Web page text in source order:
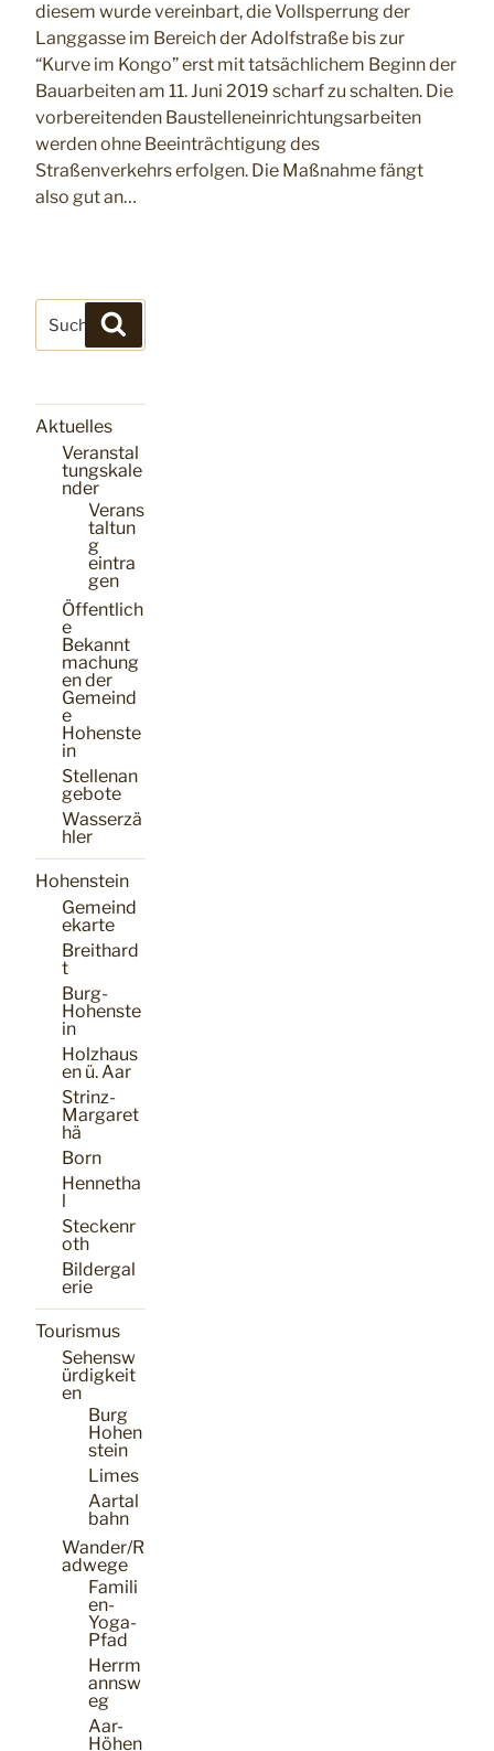
diesem wurde vereinbart, die Vollsperrung der
Langgasse im Bereich der Adolfstraße bis zur
“Kurve im Kongo” erst mit tatsächlichem Beginn der
Bauarbeiten am 11. Juni 2019 scharf zu schalten. Die
vorbereitenden Baustelleneinrichtungsarbeiten
werden ohne Beeinträchtigung des
Straßenverkehrs erfolgen. Die Maßnahme fängt
also gut an…
Suchen
nach:
Aktuelles
Veranstal
tungskale
nder
Verans
taltun
g
eintra
gen
Öffentlich
e
Bekannt
machung
en der
Gemeind
e
Hohenste
in
Stellenan
gebote
Wasserzä
hler
Hohenstein
Gemeind
ekarte
Breithard
t
Burg-
Hohenste
in
Holzhaus
en ü. Aar
Strinz-
Margaret
hä
Born
Hennetha
l
Steckenr
oth
Bildergal
erie
Tourismus
Sehensw
ürdigkeit
en
Burg
Hohen
stein
Limes
Aartal
bahn
Wander/R
adwege
Famili
en-
Yoga-
Pfad
Herrm
annsw
eg
Aar-
Höhen